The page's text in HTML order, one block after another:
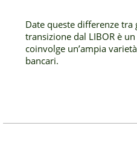
Date queste differenze tra
transizione dal LIBOR è
coinvolge un’ampia
bancari.